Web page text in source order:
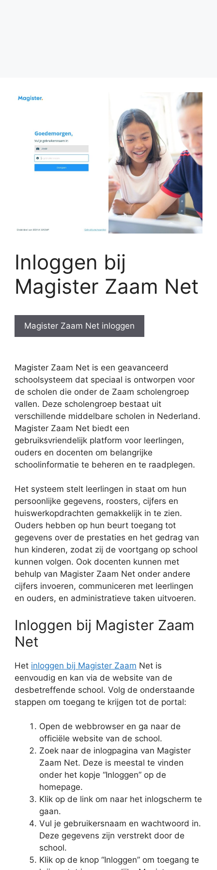
Inloggen bij
Magister Zaam Net
Magister Zaam Net inloggen
Magister Zaam Net is een geavanceerd
schoolsysteem dat speciaal is ontworpen voor
de scholen die onder de Zaam scholengroep
vallen. Deze scholengroep bestaat uit
verschillende middelbare scholen in Nederland.
Magister Zaam Net biedt een
gebruiksvriendelijk platform voor leerlingen,
ouders en docenten om belangrijke
schoolinformatie te beheren en te raadplegen.
Het systeem stelt leerlingen in staat om hun
persoonlijke gegevens, roosters, cijfers en
huiswerkopdrachten gemakkelijk in te zien.
Ouders hebben op hun beurt toegang tot
gegevens over de prestaties en het gedrag van
hun kinderen, zodat zij de voortgang op school
kunnen volgen. Ook docenten kunnen met
behulp van Magister Zaam Net onder andere
cijfers invoeren, communiceren met leerlingen
en ouders, en administratieve taken uitvoeren.
Inloggen bij Magister Zaam
Net
Het inloggen bij Magister Zaam Net is
eenvoudig en kan via de website van de
desbetreffende school. Volg de onderstaande
stappen om toegang te krijgen tot de portal:
Open de webbrowser en ga naar de
officiële website van de school.
Zoek naar de inlogpagina van Magister
Zaam Net. Deze is meestal te vinden
onder het kopje “Inloggen” op de
homepage.
Klik op de link om naar het inlogscherm te
gaan.
Vul je gebruikersnaam en wachtwoord in.
Deze gegevens zijn verstrekt door de
school.
Klik op de knop “Inloggen” om toegang te